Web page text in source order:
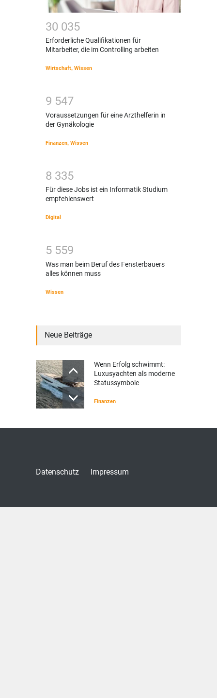
30 035
Erforderliche Qualifikationen für
Mitarbeiter, die im Controlling arbeiten
Wirtschaft, Wissen
9 547
Voraussetzungen für eine Arzthelferin in
der Gynäkologie
Finanzen, Wissen
8 335
Für diese Jobs ist ein Informatik Studium
empfehlenswert
Digital
5 559
Was man beim Beruf des Fensterbauers
alles können muss
Wissen
Neue Beiträge
Wenn Erfolg schwimmt:
Luxusyachten als moderne
Statussymbole
Finanzen
Datenschutz Impressum